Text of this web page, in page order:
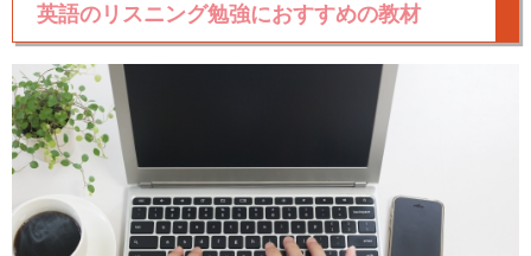
英語のリスニング勉強におすすめの教材